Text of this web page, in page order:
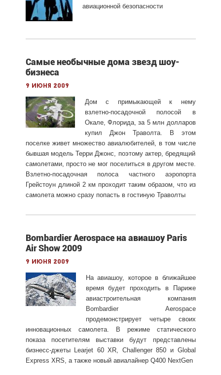
авиационной безопасности
Самые необычные дома звезд шоу-
бизнеса
9 июня 2009
Дом с примыкающей к нему
взлетно-посадочной полосой в
Окале, Флорида, за 5 млн долларов
купил Джон Траволта. В этом
поселке живет множество авиалюбителей, в том числе
бывшая модель Терри Джонс, поэтому актер, бредящий
самолетами, просто не мог поселиться в другом месте.
Взлетно-посадочная полоса частного аэропорта
Грейстоун длиной 2 км проходит таким образом, что из
самолета можно сразу попасть в гостиную Траволты
Bombardier Aerospace на авиашоу Paris
Air Show 2009
9 июня 2009
На авиашоу, которое в ближайшее
время будет проходить в Париже
авиастроительная компания
Bombardier Aerospace
продемонстрирует четыре своих
инновационных самолета. В режиме статического
показа посетителям выставки будут представлены
бизнесс-джеты Learjet 60 XR, Challenger 850 и Global
Express XRS, а также новый авиалайнер Q400 NextGen